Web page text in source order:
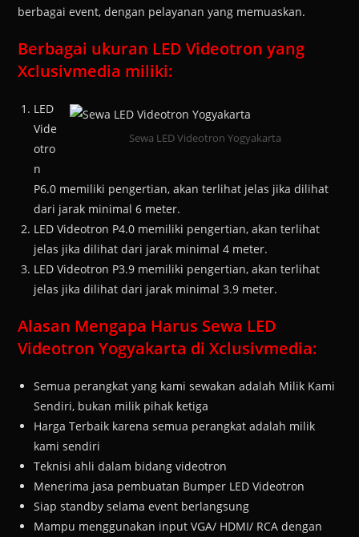
berbagai event, dengan pelayanan yang memuaskan.
Berbagai ukuran LED Videotron yang
Xclusivmedia miliki:
Sewa LED Videotron Yogyakarta
LED
Vide
otro
n
P6.0 memiliki pengertian, akan terlihat jelas jika dilihat
dari jarak minimal 6 meter.
LED Videotron P4.0 memiliki pengertian, akan terlihat
jelas jika dilihat dari jarak minimal 4 meter.
LED Videotron P3.9 memiliki pengertian, akan terlihat
jelas jika dilihat dari jarak minimal 3.9 meter.
Alasan Mengapa Harus Sewa LED
Videotron Yogyakarta di Xclusivmedia:
Semua perangkat yang kami sewakan adalah Milik Kami
Sendiri, bukan milik pihak ketiga
Harga Terbaik karena semua perangkat adalah milik
kami sendiri
Teknisi ahli dalam bidang videotron
Menerima jasa pembuatan Bumper LED Videotron
Siap standby selama event berlangsung
Mampu menggunakan input VGA/ HDMI/ RCA dengan